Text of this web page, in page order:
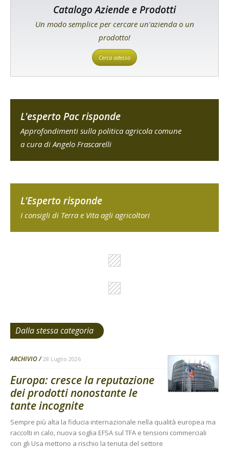
Catalogo Aziende e Prodotti
Un modo semplice per cercare un'azienda o un
prodotto!
Cerca adesso
L'esperto Pac risponde
Approfondimenti sulla politica agricola comune
a cura di Angelo Frascarelli
L'Esperto risponde
I consigli di Terra e Vita agli agricoltori
Dalla stessa categoria
ARCHIVIO 28 Luglio 2026
Europa: cresce la reputazione
dei prodotti nonostante le
tante incognite
Sempre più alta la fiducia internazionale nella qualità europea ma
raccolti in calo, nuova soglia EFSA sul TFA e tensioni commerciali
con gli Usa mettono a rischio la tenuta del settore